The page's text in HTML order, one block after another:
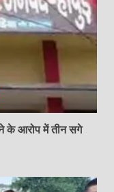
के आरोप में तीन सगे